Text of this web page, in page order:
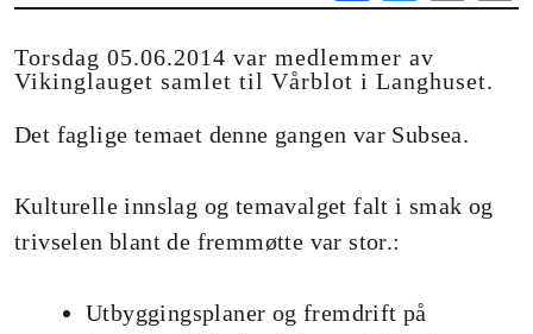
ce
bo
ok
wi
tte
r
m
Torsdag 05.06.2014 var medlemmer av
Vikinglauget samlet til Vårblot i Langhuset.
Det faglige temaet denne gangen var Subsea.
Kulturelle innslag og temavalget falt i smak og
trivselen blant de fremmøtte var stor.:
Utbyggingsplaner og fremdrift på